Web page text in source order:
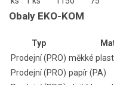
Obaly EKO-KOM
Typ
Prodejní (PRO) měkké
Prodejní (PRO) papír (PA)